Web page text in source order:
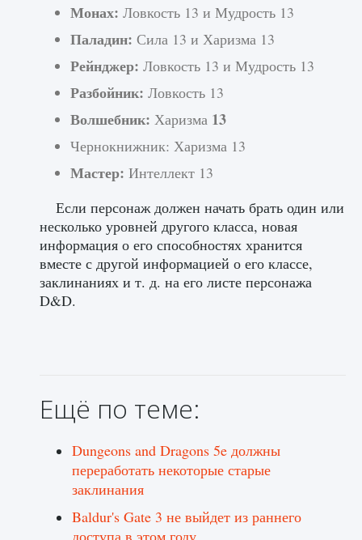
Монах: Ловкость 13 и Мудрость 13
Паладин: Сила 13 и Харизма 13
Рейнджер: Ловкость 13 и Мудрость 13
Разбойник: Ловкость 13
Волшебник: Харизма 13
Чернокнижник: Харизма 13
Мастер: Интеллект 13
Если персонаж должен начать брать один или
несколько уровней другого класса, новая
информация о его способностях хранится
вместе с другой информацией о его классе,
заклинаниях и т. д. на его листе персонажа
D&D.
Ещё по теме:
Dungeons and Dragons 5e должны
переработать некоторые старые
заклинания
Baldur's Gate 3 не выйдет из раннего
доступа в этом году